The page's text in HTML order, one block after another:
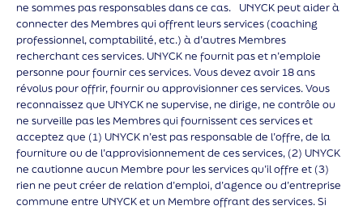
ne sommes pas responsables dans ce cas. UNYCK peut aider à
connecter des Membres qui offrent leurs services (coaching
professionnel, comptabilité, etc.) à d’autres Membres
recherchant ces services. UNYCK ne fournit pas et n’emploie
personne pour fournir ces services. Vous devez avoir 18 ans
révolus pour offrir, fournir ou approvisionner ces services. Vous
reconnaissez que UNYCK ne supervise, ne dirige, ne contrôle ou
ne surveille pas les Membres qui fournissent ces services et
acceptez que (1) UNYCK n’est pas responsable de l’offre, de la
fourniture ou de l’approvisionnement de ces services, (2) UNYCK
ne cautionne aucun Membre pour les services qu’il offre et (3)
rien ne peut créer de relation d’emploi, d’agence ou d’entreprise
commune entre UNYCK et un Membre offrant des services. Si